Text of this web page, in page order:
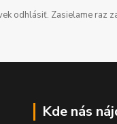
odhlásiť. Zasielame raz
Kde nás